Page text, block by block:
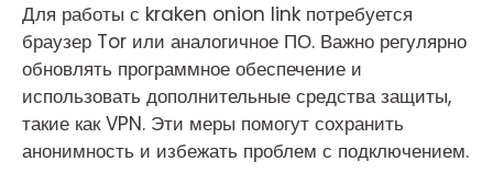
Для работы с kraken onion link потребуется
браузер Tor или аналогичное ПО. Важно регулярно
обновлять программное обеспечение и
использовать дополнительные средства защиты,
такие как VPN. Эти меры помогут сохранить
анонимность и избежать проблем с подключением.